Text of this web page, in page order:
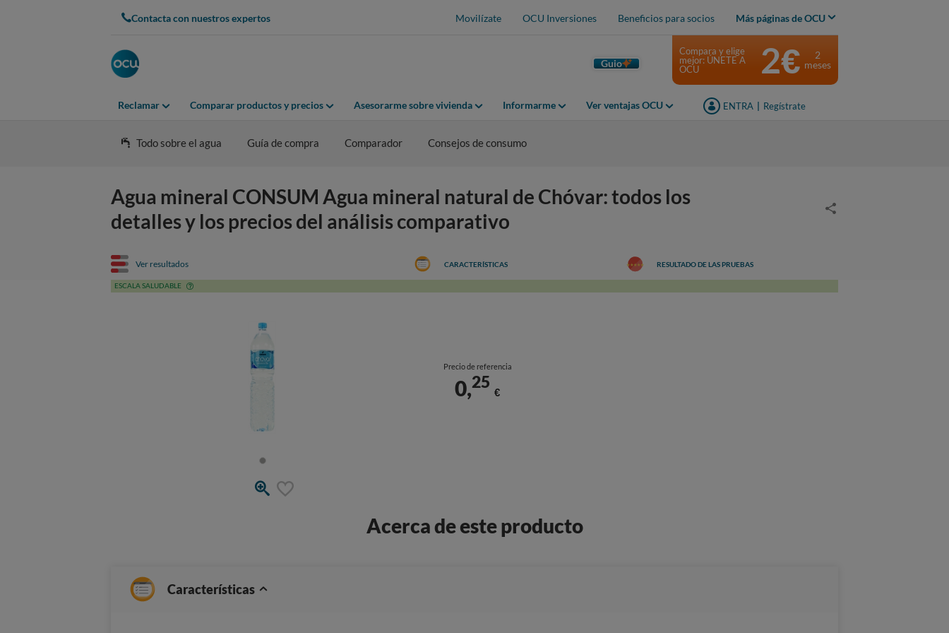
Contacta con nuestros expertos Movilízate OCU Inversiones Beneficios para socios Más páginas de OCU
Guio
Reclamar Comparar productos y precios Asesorarme sobre vivienda Informarme Ver ventajas OCU ENTRA Regístrate
Compara y elige
mejor: ÚNETE A
OCU
2€
2
meses
Todo sobre el agua Guía de compra Comparador Consejos de consumo
Agua mineral CONSUM Agua mineral natural de Chóvar: todos los
detalles y los precios del análisis comparativo
Ver resultados
ESCALA SALUDABLE
CARACTERÍSTICAS RESULTADO DE LAS PRUEBAS
Precio de referencia
0,25
€
Acerca de este producto
Características